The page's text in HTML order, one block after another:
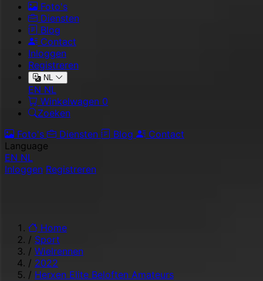
Foto's
Diensten
Blog
Contact
Inloggen
Registreren
NL
EN NL
Winkelwagen 0
Zoeken
Foto's
Diensten Blog
Contact
Language
EN NL
Inloggen Registreren
Home
/ Sport
/ Wielrennen
/ 2022
/ Herxen Elite Beloften Amateurs